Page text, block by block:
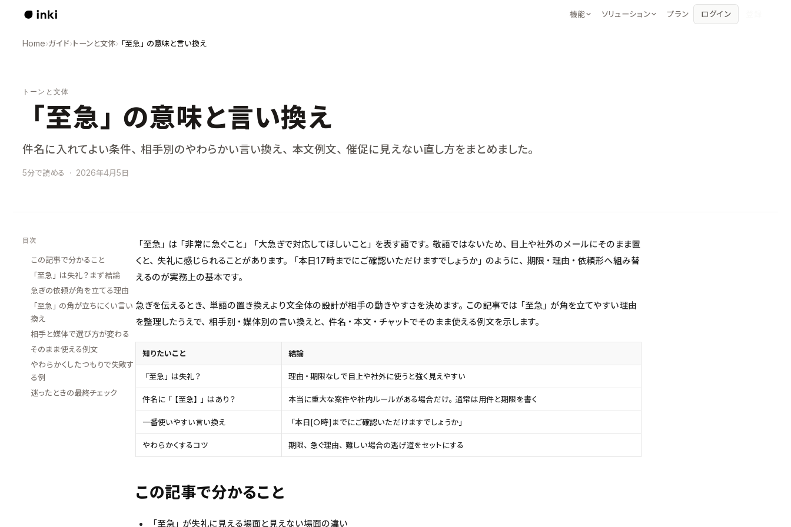
機能 ソリューション プラン ログイン
Home›ガイド›トーンと文体› 「至急」の意味と言い換え
トーンと文体
「至急」の意味と言い換え
件名に入れてよい条件、相手別のやわらかい言い換え、本文例文、催促に見えない直し方をまとめました。
5分で読める · 2026年4月5日
目次
この記事で分かること
「至急」は失礼？まず結論
急ぎの依頼が角を立てる理由
「至急」の角が立ちにくい言い
換え
相手と媒体で選び方が変わる
そのまま使える例文
やわらかくしたつもりで失敗す
る例
迷ったときの最終チェック
「至急」は「非常に急ぐこと」「大急ぎで対応してほしいこと」を表す語です。敬語ではないため、目上や社外のメールにそのまま置
くと、失礼に感じられることがあります。「本日17時までにご確認いただけますでしょうか」のように、期限・理由・依頼形へ組み替
えるのが実務上の基本です。
急ぎを伝えるとき、単語の置き換えより文全体の設計が相手の動きやすさを決めます。この記事では「至急」が角を立てやすい理由
を整理したうえで、相手別・媒体別の言い換えと、件名・本文・チャットでそのまま使える例文を示します。
知りたいこと 結論
「至急」は失礼？ 理由・期限なしで目上や社外に使うと強く見えやすい
件名に「【至急】」はあり？ 本当に重大な案件や社内ルールがある場合だけ。通常は用件と期限を書く
一番使いやすい言い換え 「本日[○時]までにご確認いただけますでしょうか」
やわらかくするコツ 期限、急ぐ理由、難しい場合の逃げ道をセットにする
この記事で分かること
「至急」が失礼に見える場面と見えない場面の違い